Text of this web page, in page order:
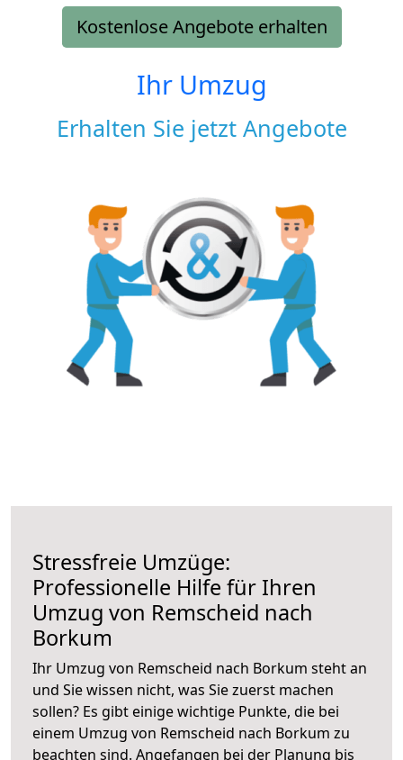
Kostenlose Angebote erhalten
Ihr Umzug
Erhalten Sie jetzt Angebote
Stressfreie Umzüge:
Professionelle Hilfe für Ihren
Umzug von Remscheid nach
Borkum
Ihr Umzug von Remscheid nach Borkum steht an
und Sie wissen nicht, was Sie zuerst machen
sollen? Es gibt einige wichtige Punkte, die bei
einem Umzug von Remscheid nach Borkum zu
beachten sind. Angefangen bei der Planung bis